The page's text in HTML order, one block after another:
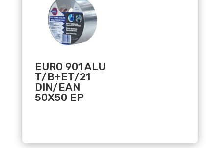
EURO 901 ALU
T/B+ET/21
DIN/EAN
50X50 EP